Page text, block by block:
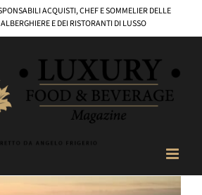
ACQUISTI, CHEF E SOMMELIER DELLE
E DEI RISTORANTI DI LUSSO